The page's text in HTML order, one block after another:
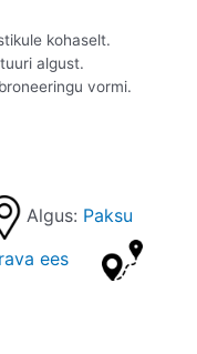
kohaselt.
algust.
vormi.
Algus: Paksu
ees